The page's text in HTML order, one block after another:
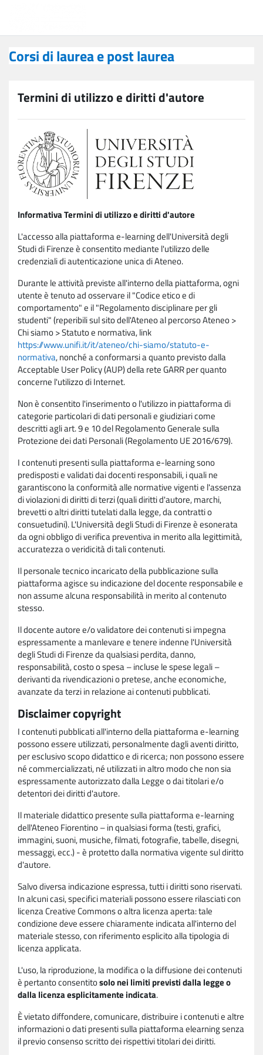
Corsi di laurea e post laurea
Termini di utilizzo e diritti d'autore
Informativa Termini di utilizzo e diritti d'autore
L'accesso alla piattaforma e-learning dell'Università degli
Studi di Firenze è consentito mediante l'utilizzo delle
credenziali di autenticazione unica di Ateneo.
Durante le attività previste all'interno della piattaforma, ogni
utente è tenuto ad osservare il "Codice etico e di
comportamento" e il "Regolamento disciplinare per gli
studenti" (reperibili sul sito dell'Ateneo al percorso Ateneo >
Chi siamo > Statuto e normativa, link
https://www.unifi.it/it/ateneo/chi-siamo/statuto-e-
normativa, nonché a conformarsi a quanto previsto dalla
Acceptable User Policy (AUP) della rete GARR per quanto
concerne l'utilizzo di Internet.
Non è consentito l'inserimento o l'utilizzo in piattaforma di
categorie particolari di dati personali e giudiziari come
descritti agli art. 9 e 10 del Regolamento Generale sulla
Protezione dei dati Personali (Regolamento UE 2016/679).
I contenuti presenti sulla piattaforma e-learning sono
predisposti e validati dai docenti responsabili, i quali ne
garantiscono la conformità alle normative vigenti e l'assenza
di violazioni di diritti di terzi (quali diritti d'autore, marchi,
brevetti o altri diritti tutelati dalla legge, da contratti o
consuetudini). L'Università degli Studi di Firenze è esonerata
da ogni obbligo di verifica preventiva in merito alla legittimità,
accuratezza o veridicità di tali contenuti.
Il personale tecnico incaricato della pubblicazione sulla
piattaforma agisce su indicazione del docente responsabile e
non assume alcuna responsabilità in merito al contenuto
stesso.
Il docente autore e/o validatore dei contenuti si impegna
espressamente a manlevare e tenere indenne l'Università
degli Studi di Firenze da qualsiasi perdita, danno,
responsabilità, costo o spesa – incluse le spese legali –
derivanti da rivendicazioni o pretese, anche economiche,
avanzate da terzi in relazione ai contenuti pubblicati.
Disclaimer copyright
I contenuti pubblicati all'interno della piattaforma e-learning
possono essere utilizzati, personalmente dagli aventi diritto,
per esclusivo scopo didattico e di ricerca; non possono essere
né commercializzati, né utilizzati in altro modo che non sia
espressamente autorizzato dalla Legge o dai titolari e/o
detentori dei diritti d'autore.
Il materiale didattico presente sulla piattaforma e-learning
dell'Ateneo Fiorentino – in qualsiasi forma (testi, grafici,
immagini, suoni, musiche, filmati, fotografie, tabelle, disegni,
messaggi, ecc.) - è protetto dalla normativa vigente sul diritto
d'autore.
Salvo diversa indicazione espressa, tutti i diritti sono riservati.
In alcuni casi, specifici materiali possono essere rilasciati con
licenza Creative Commons o altra licenza aperta: tale
condizione deve essere chiaramente indicata all'interno del
materiale stesso, con riferimento esplicito alla tipologia di
licenza applicata.
L'uso, la riproduzione, la modifica o la diffusione dei contenuti
è pertanto consentitosolo nei limiti previsti dalla legge o
dalla licenza esplicitamente indicata.
È vietato diffondere, comunicare, distribuire i contenuti e altre
informazioni o dati presenti sulla piattaforma elearning senza
il previo consenso scritto dei rispettivi titolari dei diritti.